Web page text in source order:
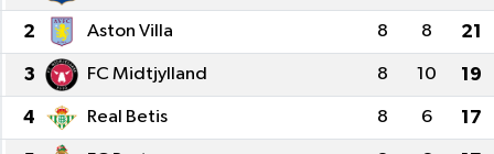
2 Aston Villa 8 8 21
3 FC Midtjylland 8 10 19
4 Real Betis 8 6 17
Süper Lig Puan Durumu ve Fikstür
Tüm Manşetler
Son Dakika Haberleri